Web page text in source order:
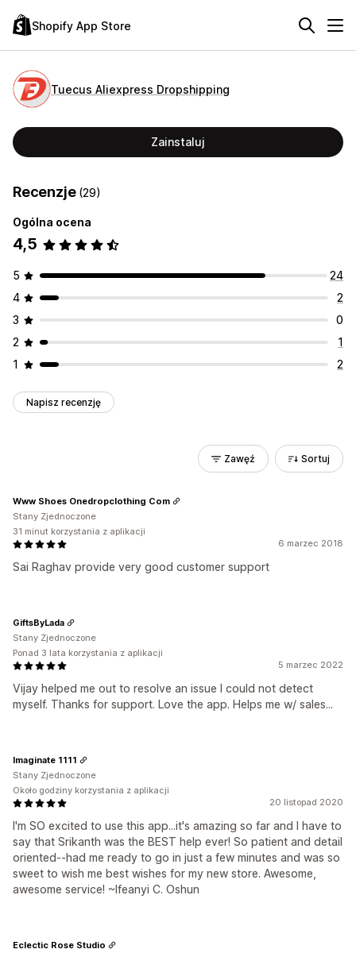
Shopify App Store
Tuecus Aliexpress Dropshipping
Zainstaluj
Recenzje (29)
Ogólna ocena
4,5
5
24
4
2
3
0
2
1
1
2
Napisz recenzję
Zawęź Sortuj
6 marzec 2018
Sai Raghav provide very good customer support
Www Shoes Onedropclothing Com
Stany Zjednoczone
31 minut korzystania z aplikacji
5 marzec 2022
Vijay helped me out to resolve an issue I could not detect
myself. Thanks for support. Love the app. Helps me w/ sales...
GiftsByLada
Stany Zjednoczone
Ponad 3 lata korzystania z aplikacji
20 listopad 2020
I'm SO excited to use this app...it's amazing so far and I have to
say that Srikanth was the BEST help ever! So patient and detail
oriented--had me ready to go in just a few minutes and was so
sweet to wish me best wishes for my new store. Awesome,
awesome service! ~Ifeanyi C. Oshun
Imaginate 1111
Stany Zjednoczone
Około godziny korzystania z aplikacji
Eclectic Rose Studio